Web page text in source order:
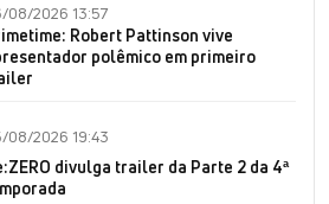
08/2026 13:57
Robert Pattinson vive
polêmico em primeiro
08/2026 19:43
divulga trailer da Parte 2 da 4ª